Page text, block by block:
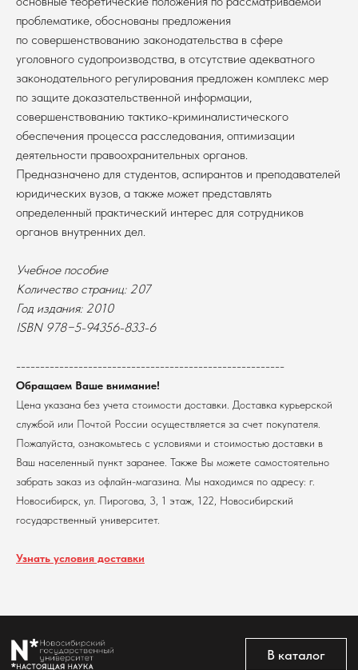
проблематике, обоснованы предложения
по совершенствованию законодательства в сфере
уголовного судопроизводства, в отсутствие адекватного
законодательного регулирования предложен комплекс мер
по защите доказательственной информации,
совершенствованию тактико-криминалистического
обеспечения процесса расследования, оптимизации
деятельности правоохранительных органов.
Предназначено для студентов, аспирантов и преподавателей
юридических вузов, а также может представлять
определенный практический интерес для сотрудников
органов внутренних дел.
Учебное пособие
Количество страниц: 207
Год издания: 2010
ISBN 978−5-94356-833-6
--------------------------------------------------------
Обращаем Ваше внимание!
Цена указана без учета стоимости доставки. Доставка курьерской
службой или Почтой России осуществляется за счет покупателя.
Пожалуйста, ознакомьтесь с условиями и стоимостью доставки в
Ваш населенный пункт заранее. Также Вы можете самостоятельно
забрать заказ из офлайн-магазина. Мы находимся по адресу: г.
Новосибирск, ул. Пирогова, 3, 1 этаж, 122, Новосибирский
государственный университет.
Узнать условия доставки
Контакты
@2026 Новосибирский государственный университет.
Все права защищены
Политика обработки персональных данных
Согласие на обработку персональных данных
Новосибирский государственный
г. Новосибирск, ул. Пирогова, 3
ИНН 5408106490